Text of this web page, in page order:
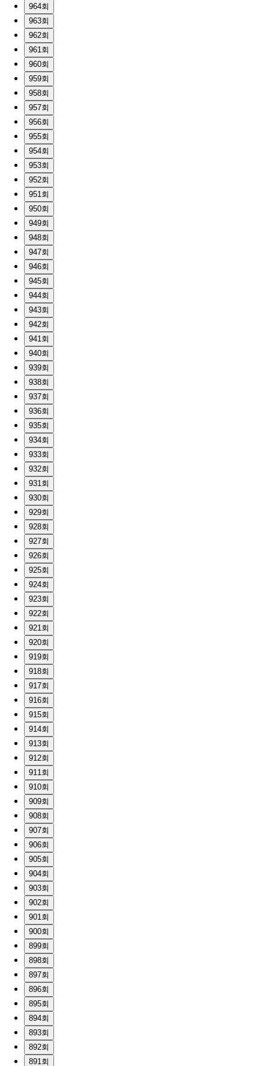
964회
963회
962회
961회
960회
959회
958회
957회
956회
955회
954회
953회
952회
951회
950회
949회
948회
947회
946회
945회
944회
943회
942회
941회
940회
939회
938회
937회
936회
935회
934회
933회
932회
931회
930회
929회
928회
927회
926회
925회
924회
923회
922회
921회
920회
919회
918회
917회
916회
915회
914회
913회
912회
911회
910회
909회
908회
907회
906회
905회
904회
903회
902회
901회
900회
899회
898회
897회
896회
895회
894회
893회
892회
891회